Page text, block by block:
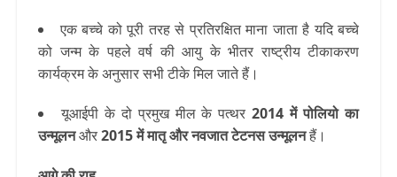
एक बच्चे को पूरी तरह से प्रतिरक्षित माना जाता है यदि बच्चे
को जन्म के पहले वर्ष की आयु के भीतर राष्ट्रीय टीकाकरण
कार्यक्रम के अनुसार सभी टीके मिल जाते हैं।
यूआईपी के दो प्रमुख मील के पत्थर2014 में पोलियो का
उन्मूलनऔर2015 में मातृ और नवजात टेटनस उन्मूलनहैं।